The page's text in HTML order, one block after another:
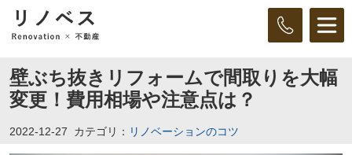
壁ぶち抜きリフォームで間取りを大幅
変更！費用相場や注意点は？
2022-12-27 カテゴリ： リノベーションのコツ